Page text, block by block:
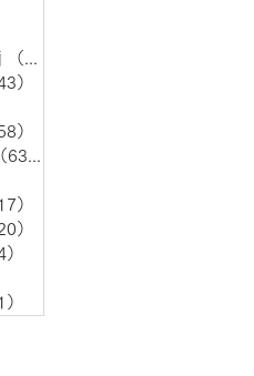
（1）
）
）
（63）
）
）
）
）